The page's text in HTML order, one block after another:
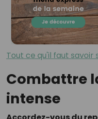
Tout ce qu'il faut savoir
Combattre
intense